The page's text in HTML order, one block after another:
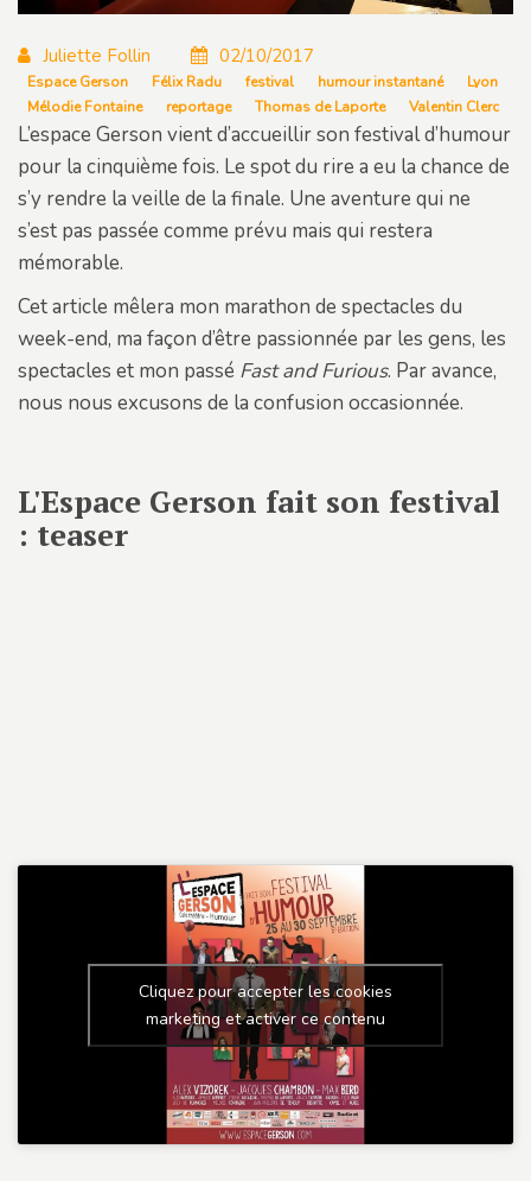
Juliette Follin 02/10/2017
Espace Gerson Félix Radu festival humour instantané
Lyon
Mélodie Fontaine
reportage Thomas de Laporte Valentin Clerc
L’espace Gerson vient d’accueillir son festival d’humour
pour la cinquième fois. Le spot du rire a eu la chance de
s’y rendre la veille de la finale. Une aventure qui ne
s’est pas passée comme prévu mais qui restera
mémorable.
Cet article mêlera mon marathon de spectacles du
week-end, ma façon d’être passionnée par les gens, les
spectacles et mon passé Fast and Furious. Par avance,
nous nous excusons de la confusion occasionnée.
L'Espace Gerson fait son festival
: teaser
Cliquez pour accepter les cookies
marketing et activer ce contenu